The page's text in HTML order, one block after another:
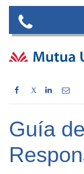
X
Guía